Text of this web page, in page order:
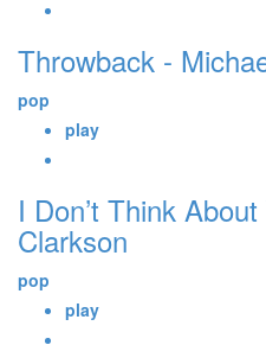
Throwback -
pop
play
I Don’t Think
Clarkson
pop
play